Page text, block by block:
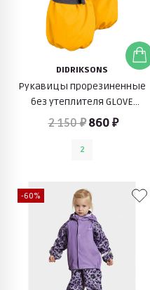
DIDRIKSONS
Рукавицы прорезиненные
без утеплителя GLOVE
(пшеничный желтый)
2 150 ₽ 860 ₽
2
-60%